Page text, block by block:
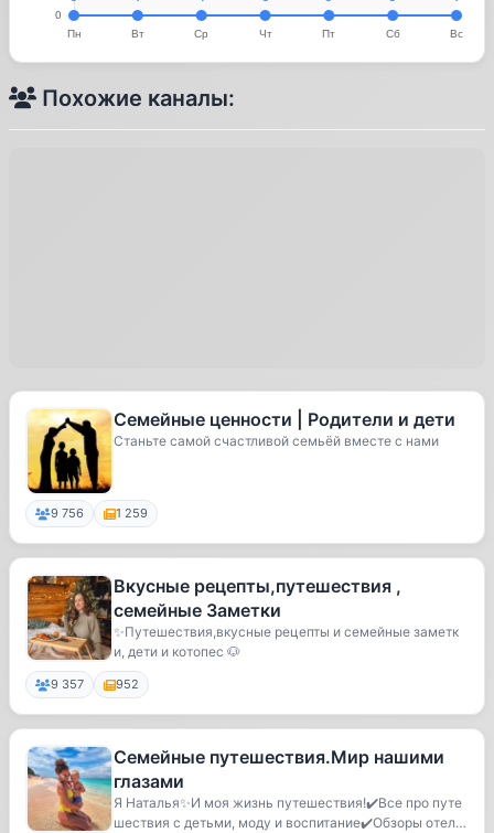
Похожие каналы:
Семейные ценности | Родители и дети
Станьте самой счастливой семьёй вместе с нами
9 756 1 259
Вкусные рецепты,путешествия ,
семейные Заметки
✨Путешествия,вкусные рецепты и семейные заметк
и, дети и котопес 🐶
9 357 952
Семейные путешествия.Мир нашими
глазами
Я Наталья✨И моя жизнь путешествия!✔️Все про путе
шествия с детьми, моду и воспитание✔️Обзоры отел